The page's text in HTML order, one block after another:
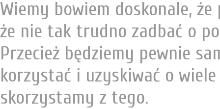
Wiemy bowiem doskonale,
że nie tak trudno zadbać o
Przecież będziemy pewnie
korzystać i uzyskiwać o
skorzystamy z tego.